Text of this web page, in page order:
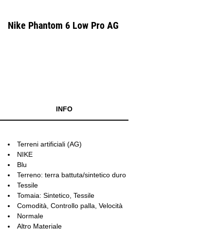
Nike Phantom 6 Low Pro AG
INFO
Terreni artificiali (AG)
NIKE
Blu
Terreno: terra battuta/sintetico duro
Tessile
Tomaia: Sintetico, Tessile
Comodità, Controllo palla, Velocità
Normale
Altro Materiale